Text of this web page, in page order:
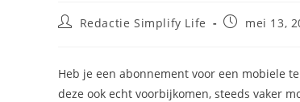
BerichtRedactie Simplify Life
Berichtmei 13,
Heb je een abonnement voor een mobiele
deze ook echt voorbijkomen, steeds vaker